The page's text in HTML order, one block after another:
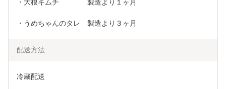
・大根キムチ　　　　製造より１ヶ月
・うめちゃんのタレ　製造より３ヶ月
配送方法
冷蔵配送